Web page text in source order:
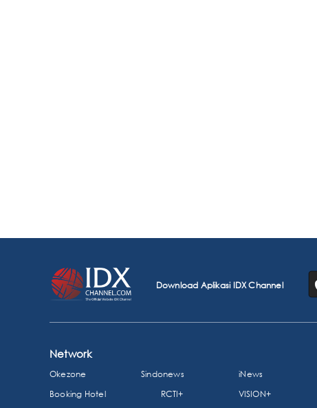
Download Aplikasi IDX Channel
Network
Okezone Sindonews iNews
Booking Hotel
RCTI+ VISION+